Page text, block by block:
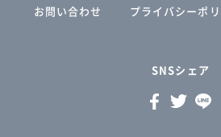
お問い合わせ
プライバシーポ
SNSシェア